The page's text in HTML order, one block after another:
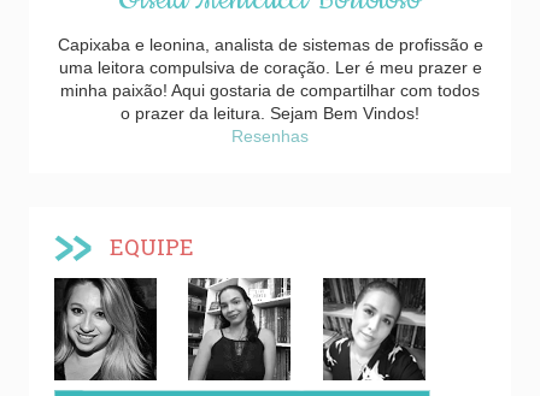
Capixaba e leonina, analista de sistemas de profissão e
uma leitora compulsiva de coração. Ler é meu prazer e
minha paixão! Aqui gostaria de compartilhar com todos
o prazer da leitura. Sejam Bem Vindos!
Resenhas
EQUIPE